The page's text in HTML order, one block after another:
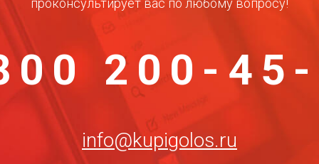
проконсультирует вас по любому вопросу!
200-
info@kupigolos.ru